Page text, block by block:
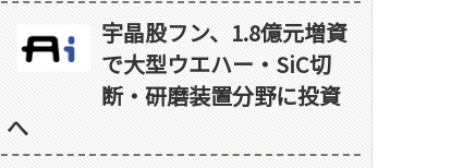
宇晶股フン、1.8億元増資
で大型ウエハー・SiC切
断・研磨装置分野に投資
へ